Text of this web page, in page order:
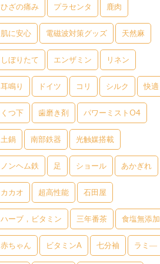
ひざの痛み プラセンタ 鹿肉
肌に安心 電磁波対策グッズ 天然麻
しぼりたて エンザミン リネン
耳鳴り ドイツ コリ シルク 快適
くつ下 歯磨き剤 パワーミストO4
土鍋 南部鉄器 光触媒搭載
ノンヘム鉄 足 ショール あかぎれ
カカオ 超高性能 石田屋
ハーブ，ビタミン 三年番茶 食塩無添加
赤ちゃん ビタミンA 七分袖 ラミ―